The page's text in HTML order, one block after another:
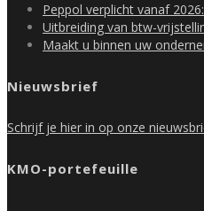
Peppol verplicht vanaf
Uitbreiding van btw-
Maakt u binnen uw
Nieuwsbrief
Schrijf je hier in op onze
KMO-portefeuille